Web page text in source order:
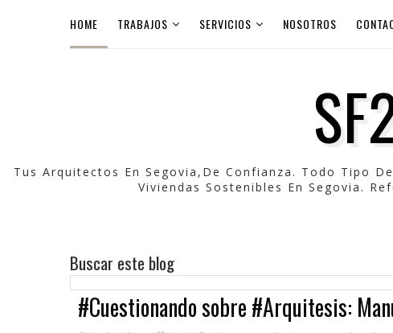
HOME TRABAJOS SERVICIOS NOSOTROS
Tus Arquitectos En Segovia,de Confianza. Todo Tipo
Viviendas Sostenibles En Segovia.
Buscar este blog
#Cuestionando sobre #Arquitesis: